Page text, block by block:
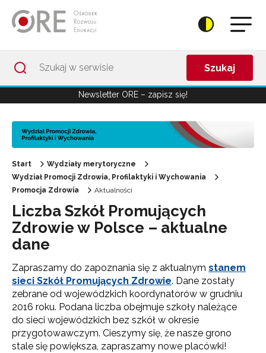
Szukaj
Newsletter ORE – zapisz się!
Start
Wydziały merytoryczne
Wydział Promocji Zdrowia, Profilaktyki i Wychowania
Promocja Zdrowia
Aktualności
Liczba Szkół Promujących
Zdrowie w Polsce – aktualne
dane
Zapraszamy do zapoznania się z aktualnym stanem
sieci Szkół Promujących Zdrowie. Dane zostały
zebrane od wojewódzkich koordynatorów w grudniu
2016 roku. Podana liczba obejmuje szkoły należące
do sieci wojewódzkich bez szkół w okresie
przygotowawczym. Cieszymy się, że nasze grono
stale się powiększa, zapraszamy nowe placówki!